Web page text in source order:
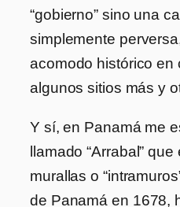
“gobierno” sino una
simplemente
acomodo histórico en
algunos sitios más y
Y sí, en Panamá me
llamado “Arrabal”
murallas o
de Panamá en 1678,